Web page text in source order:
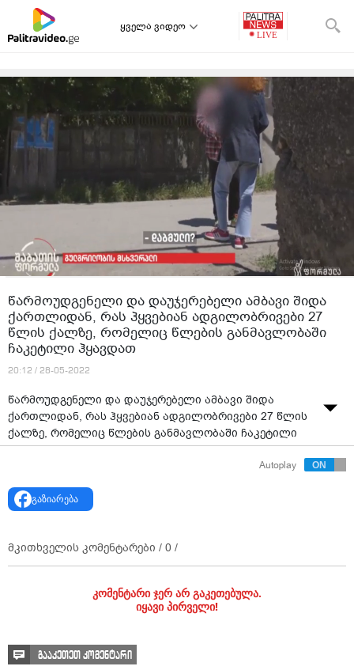
ყველა ვიდეო
წარმოუდგენელი და დაუჯერებელი ამბავი შიდა
ქართლიდან, რას ჰყვებიან ადგილობრივები 27
წლის ქალზე, რომელიც წლების განმავლობაში
ჩაკეტილი ჰყავდათ
20:12 / 28-05-2022
წარმოუდგენელი და დაუჯერებელი ამბავი შიდა
ქართლიდან, რას ჰყვებიან ადგილობრივები 27 წლის
ქალზე, რომელიც წლების განმავლობაში ჩაკეტილი
ჰყავდათ.
Autoplay
გაზიარება
მკითხველის კომენტარები / 0 /
კომენტარი ჯერ არ გაკეთებულა.
იყავი პირველი!
გააკეთეთ კომენტარი